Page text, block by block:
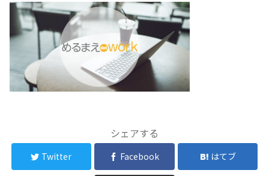
シェアする
Twitter Facebook はてブ